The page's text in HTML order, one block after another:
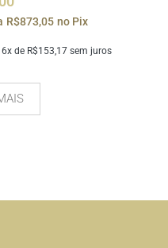
de R$153,17 sem juros
R$873,05 no Pix